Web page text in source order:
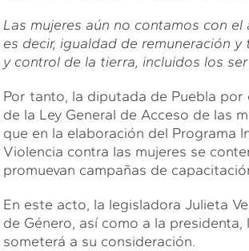
Las mujeres aún no contamos con
es decir, igualdad de remuneración
y control de la tierra, incluidos los
Por tanto, la diputada de Puebla
de la Ley General de Acceso de las
que en la elaboración del Programa
Violencia contra las mujeres se
promuevan campañas de
En este acto, la legisladora Julieta
de Género, así como a la
someterá a su consideración.